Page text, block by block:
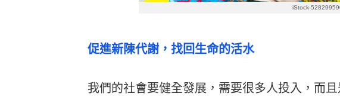
iStock-
促進新陳代謝，找回生命的活水
我們的社會要健全發展，需要很多人投入，而